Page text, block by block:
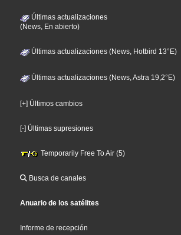
Últimas actualizaciones
(News, En abierto)
Últimas actualizaciones (News, Hotbird 13°E)
Últimas actualizaciones (News, Astra 19,2°E)
[+] Últimos cambios
[-] Últimas supresiones
Temporarily Free To Air (5)
Busca de canales
Anuario de los satélites
Informe de recepción